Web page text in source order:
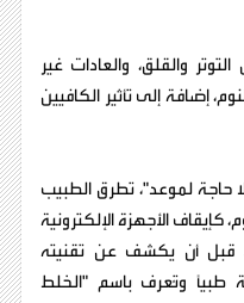
والقلق، والعادات غير
إضافة إلى تأثير الكافيين
حاجة لموعد"، تطرق الطبيب
كإيقاف الأجهزة الإلكترونية
قبل أن يكشف عن تقنيته
طبيًا وتُعرف باسم "الخلط